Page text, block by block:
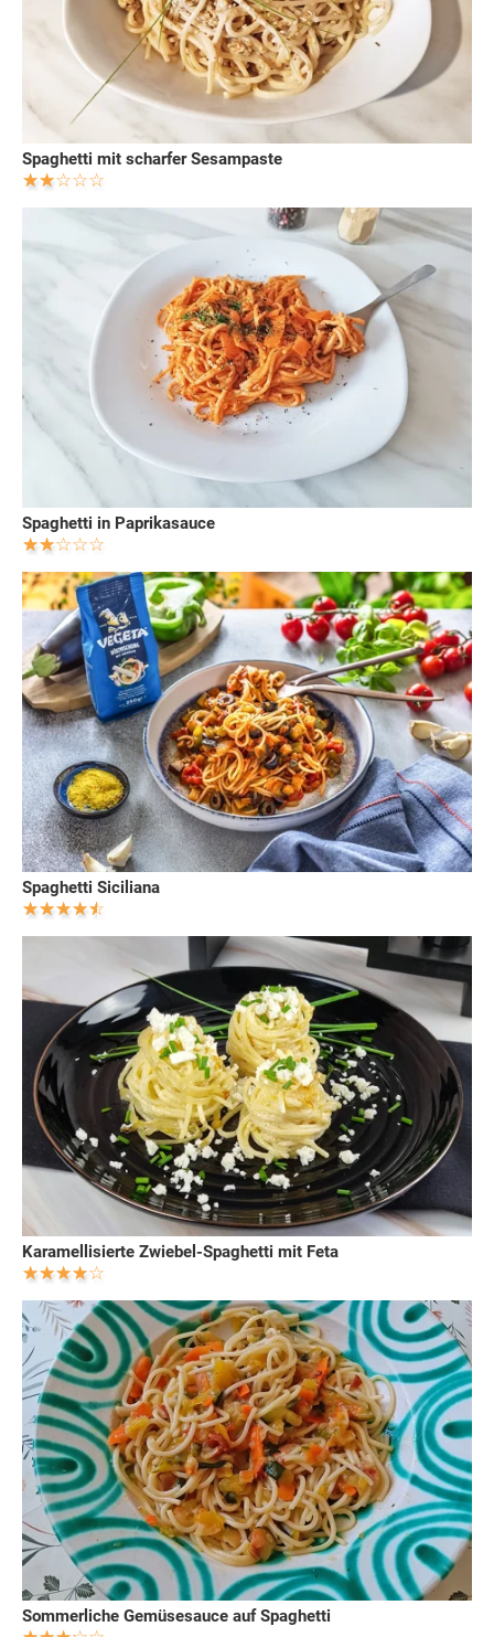
Spaghetti mit scharfer Sesampaste
Spaghetti in Paprikasauce
Spaghetti Siciliana
Karamellisierte Zwiebel-Spaghetti mit Feta
Sommerliche Gemüsesauce auf Spaghetti